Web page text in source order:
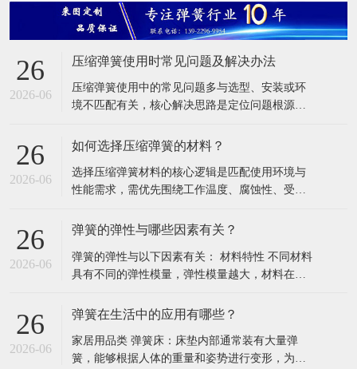
26
2026-06
压缩弹簧使用时常见问题及解决办法
压缩弹簧使用中的常见问题多与选型、安装或环
境不匹配有关，核心解决思路是定位问题根源
换。以下是高频问题的具体分析及方案： 一、弹
受极限或疲劳失效导致。 可能原因： 实际工作载
荷远超弹簧额定载荷，导致
26
2026-06
如何选择压缩弹簧的材料？
选择压缩弹簧材料的核心逻辑是匹配使用环境与
性能需求，需优先围绕工作温度、腐蚀性、受力
一、明确 3 个核心选择维度 这是材料选型的基
温度直接影响材料的弹性保持能力，超过耐受范
围会导致弹簧永久变形或断裂。 常温场景
26
2026-06
弹簧的弹性与哪些因素有关？
弹簧的弹性与以下因素有关： 材料特性 不同材料
具有不同的弹性模量，弹性模量越大，材料在相
伸或压缩，体现出的弹性越 “硬”。例如，钢的弹
弹簧的弹性相对较小，更难被压缩或拉伸。 材料
的内部结构也会影响弹簧弹性。晶体结
26
2026-06
弹簧在生活中的应用有哪些？
家居用品类 弹簧床：床垫内部通常装有大量弹
簧，能够根据人体的重量和姿势进行变形，为人